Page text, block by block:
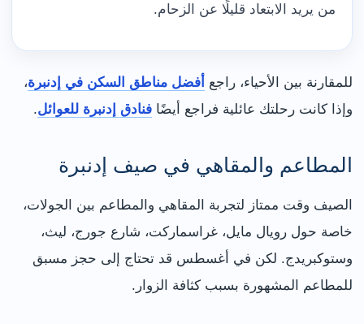
من يريد الابتعاد قليلًا عن الزحام.
للمقارنة بين الأحياء، راجع أفضل مناطق السكن في إدنبرة،
وإذا كانت رحلتك عائلية فراجع أيضًا فنادق إدنبرة للعوائل.
المطاعم والمقاهي في صيف إدنبرة
الصيف وقت ممتاز لتجربة المقاهي والمطاعم بين الجولات،
خاصة حول رويال مايل، غراسماركت، شارع جورج، ليث،
وستوكبريدج. لكن في أغسطس قد تحتاج إلى حجز مسبق
للمطاعم المشهورة بسبب كثافة الزوار.